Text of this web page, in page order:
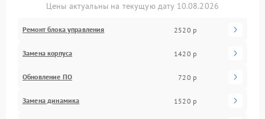
Цены актуальны на текущую дату 10.08.2026
Ремонт блока управления 2520 р
Замена корпуса 1420 р
Обновление ПО 720 р
Замена динамика 1520 р